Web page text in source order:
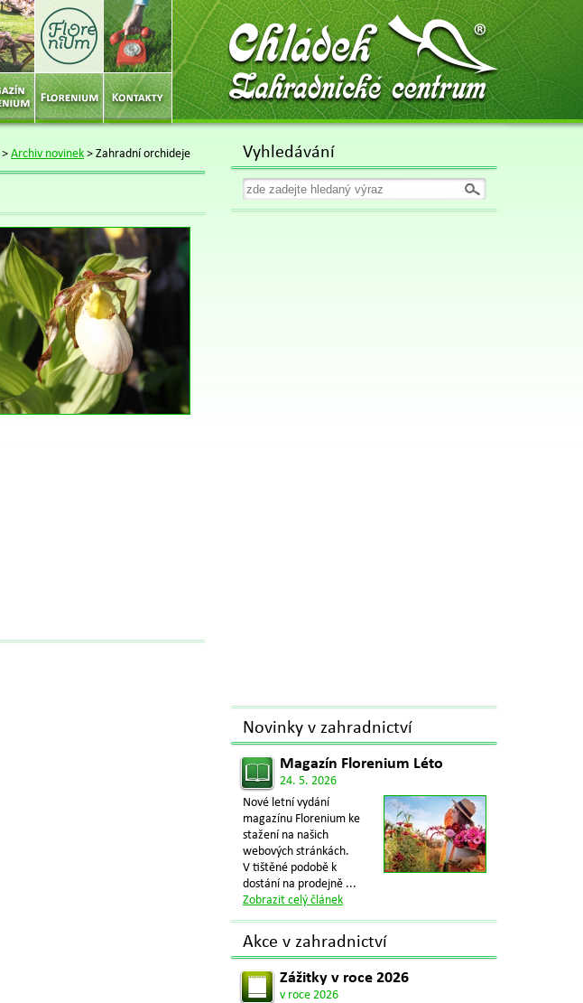
Chládek
Zahradnické centrum
> Archiv novinek > Zahradní orchideje Vyhledávání
Novinky v zahradnictví
Magazín Florenium Léto
24. 5. 2026
Nové letní vydání
magazínu Florenium ke
stažení na našich
webových stránkách.
V tištěné podobě k
dostání na prodejně ...
Zobrazit celý článek
Akce v zahradnictví
Zážitky v roce 2026
v roce 2026